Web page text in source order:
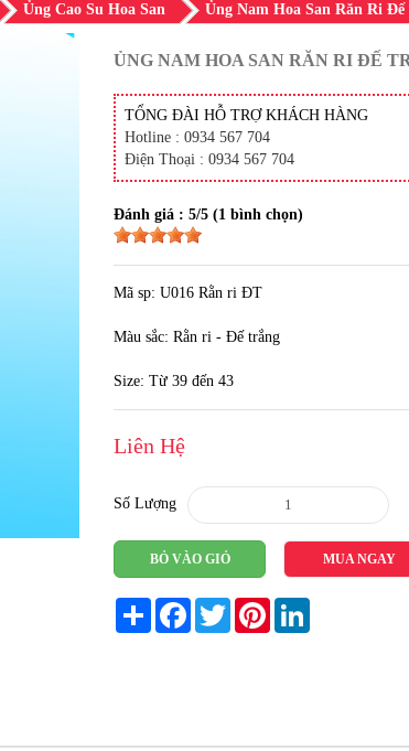
Ủng Cao Su Hoa San Ủng Nam Hoa San Răn Ri Đế
ỦNG NAM HOA SAN RĂN RI ĐẾ
TỔNG ĐÀI HỖ TRỢ KHÁCH HÀNG
Hotline : 0934 567 704
Điện Thoại : 0934 567 704
Đánh giá : 5/5 (1 bình chọn)
Mã sp: U016 Rằn ri ĐT
Màu sắc: Rằn ri - Đế trắng
Size: Từ 39 đến 43
Liên Hệ
Số Lượng
BỎ VÀO GIỎ MUA NGAY
Share FacebookTwitterPinterest